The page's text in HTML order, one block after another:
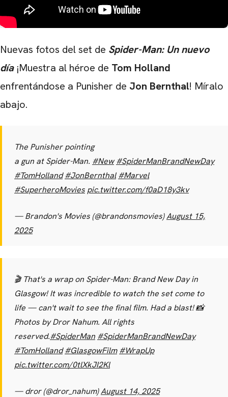
Nuevas fotos del set de Spider-Man: Un nuevo
día ¡Muestra al héroe de Tom Holland
enfrentándose a Punisher de Jon Bernthal! Míralo
abajo.
The Punisher pointing
a gun at Spider-Man. #New #SpiderManBrandNewDay
#TomHolland #JonBernthal #Marvel
#SuperheroMovies pic.twitter.com/f0aD18y3kv
— Brandon's Movies (@brandonsmovies)August 15,
2025
🎬 That's a wrap on Spider-Man: Brand New Day in
Glasgow! It was incredible to watch the set come to
life — can't wait to see the final film. Had a blast! 📸
Photos by Dror Nahum. All rights
reserved.#SpiderMan #SpiderManBrandNewDay
#TomHolland #GlasgowFilm #WrapUp
pic.twitter.com/0tlXkJI2Kl
— dror (@dror_nahum)August 14, 2025